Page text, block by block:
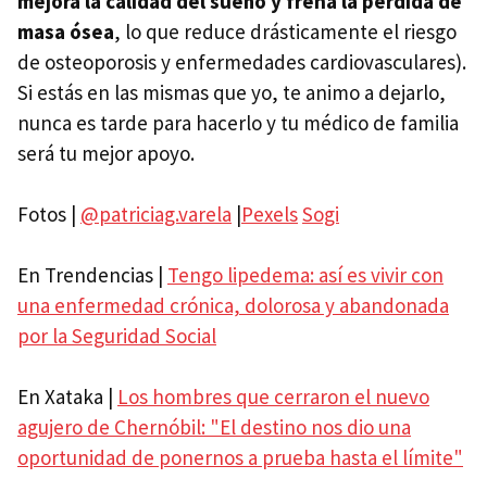
masa ósea, lo que reduce drásticamente el riesgo
de osteoporosis y enfermedades cardiovasculares).
Si estás en las mismas que yo, te animo a dejarlo,
nunca es tarde para hacerlo y tu médico de familia
será tu mejor apoyo.
Fotos | @patriciag.varela |PexelsSogi
En Trendencias | Tengo lipedema: así es vivir con
una enfermedad crónica, dolorosa y abandonada
por la Seguridad Social
En Xataka | Los hombres que cerraron el nuevo
agujero de Chernóbil: "El destino nos dio una
oportunidad de ponernos a prueba hasta el límite"